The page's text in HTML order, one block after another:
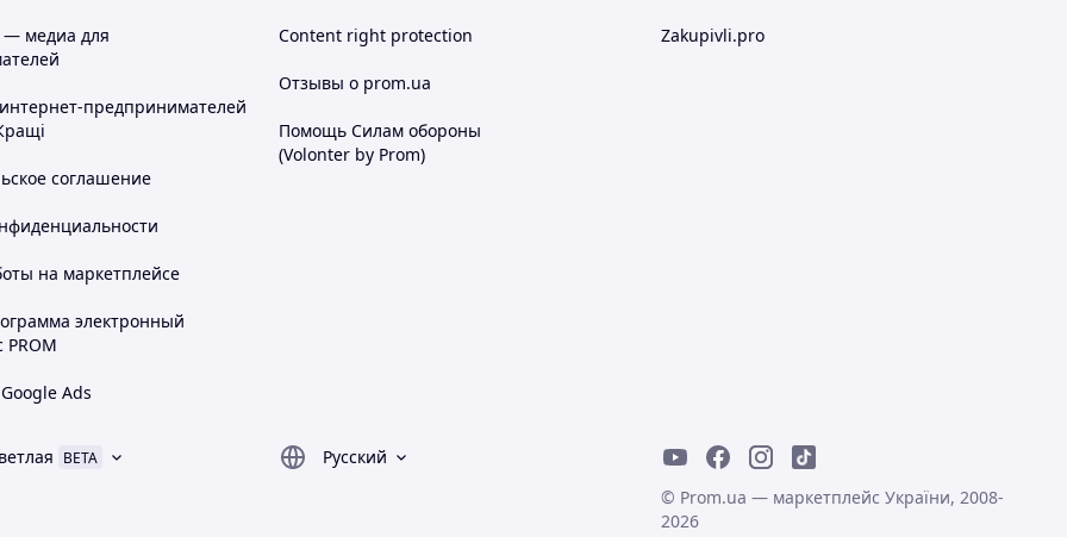
пультом управления, который
беспроводного пульта для удобства
автоматического тормоза, которая
перегрева помогает избежать
— медиа для
предпринимателей
соглашение
на маркетплейсе
электронный
PROM
Ads
Content right protection
Отзывы о prom.ua
Помощь Силам обороны
(Volonter by Prom)
Zakupivli.pro
BETA
Русский
© Prom.ua — маркетплейс України, 2008-
2026